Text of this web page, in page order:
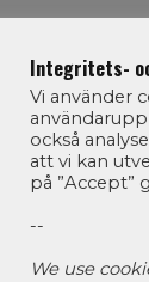
Integritets-
Vi använder
också
att vi kan
på ”Accept”
--
We use